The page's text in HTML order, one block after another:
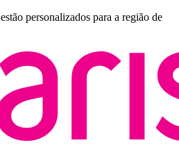
estão personalizados para a região de